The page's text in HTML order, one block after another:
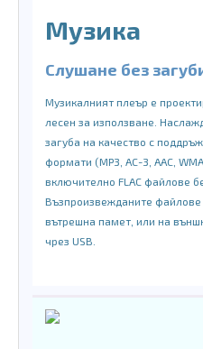
Музика
Слушане без
Музикалният плеър е
лесен за използване.
загуба на качество с
формати (MP3, AC-3, AAC,
включително FLAC файлове
Възпроизвежданите
вътрешна памет, или на
чрез USB.